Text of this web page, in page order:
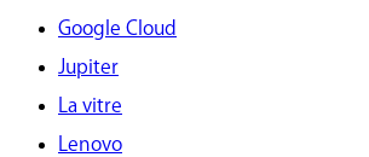
Google Cloud
Jupiter
La vitre
Lenovo